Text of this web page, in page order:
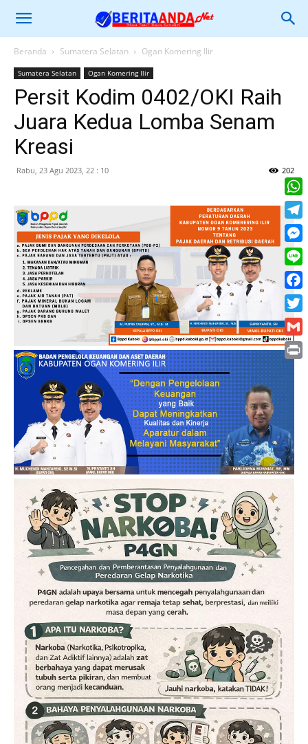
Beranda Sumatera Selatan Ogan Komering Ilir
Sumatera Selatan Ogan Komering Ilir
Persit Kodim 0402/OKI Raih
Juara Kedua Lomba Senam
Kreasi
Rabu, 23 Agu 2023, 22 : 10 202
Line
Print